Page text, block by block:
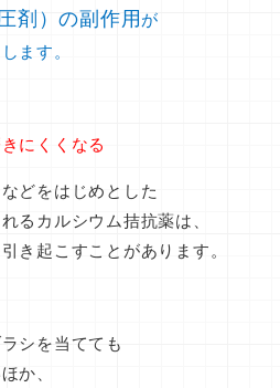
剤）の副作用 が
ます。
にくくなる
どをはじめとした
るカルシウム拮抗薬は、
引き起こすことがあります。
シを当てても
か、